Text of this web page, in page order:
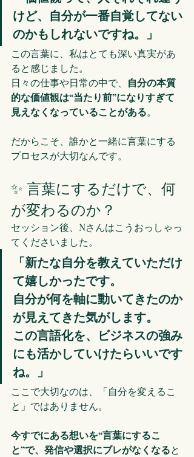
けど、自分が一番自覚してない
のかもしれないですね。」
この言葉に、私はとても深い真実があ
ると感じました。
日々の仕事や日常の中で、 自分の本質
的な価値観は“当たり前”になりすぎて
見えなくなっていることがある。
だからこそ、誰かと一緒に言葉にする
プロセスが大切なんです。
✨ 言葉にするだけで、何
が変わるのか？
セッション後、Nさんはこうおっしゃっ
てくださいました。
「新たな自分を教えていただけ
て嬉しかったです。
自分が何を軸に動いてきたのか
が見えてきた気がします。
この言語化を、ビジネスの強み
にも活かしていけたらいいです
ね。」
ここで大切なのは、「自分を変えるこ
と」ではありません。
今すでにある想いを“言葉にするこ
と”で、発信や選択にブレがなくなると